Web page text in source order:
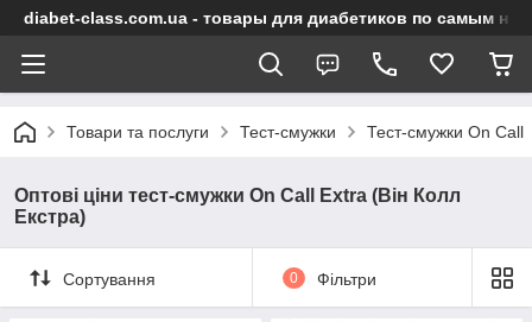
diabet-class.com.ua - товары для диабетиков по самым
Товари та послуги Тест-смужки Тест-смужки On Call
Оптові ціни тест-смужки On Call Extra (Він Колл
Екстра)
Сортування 0 Фільтри